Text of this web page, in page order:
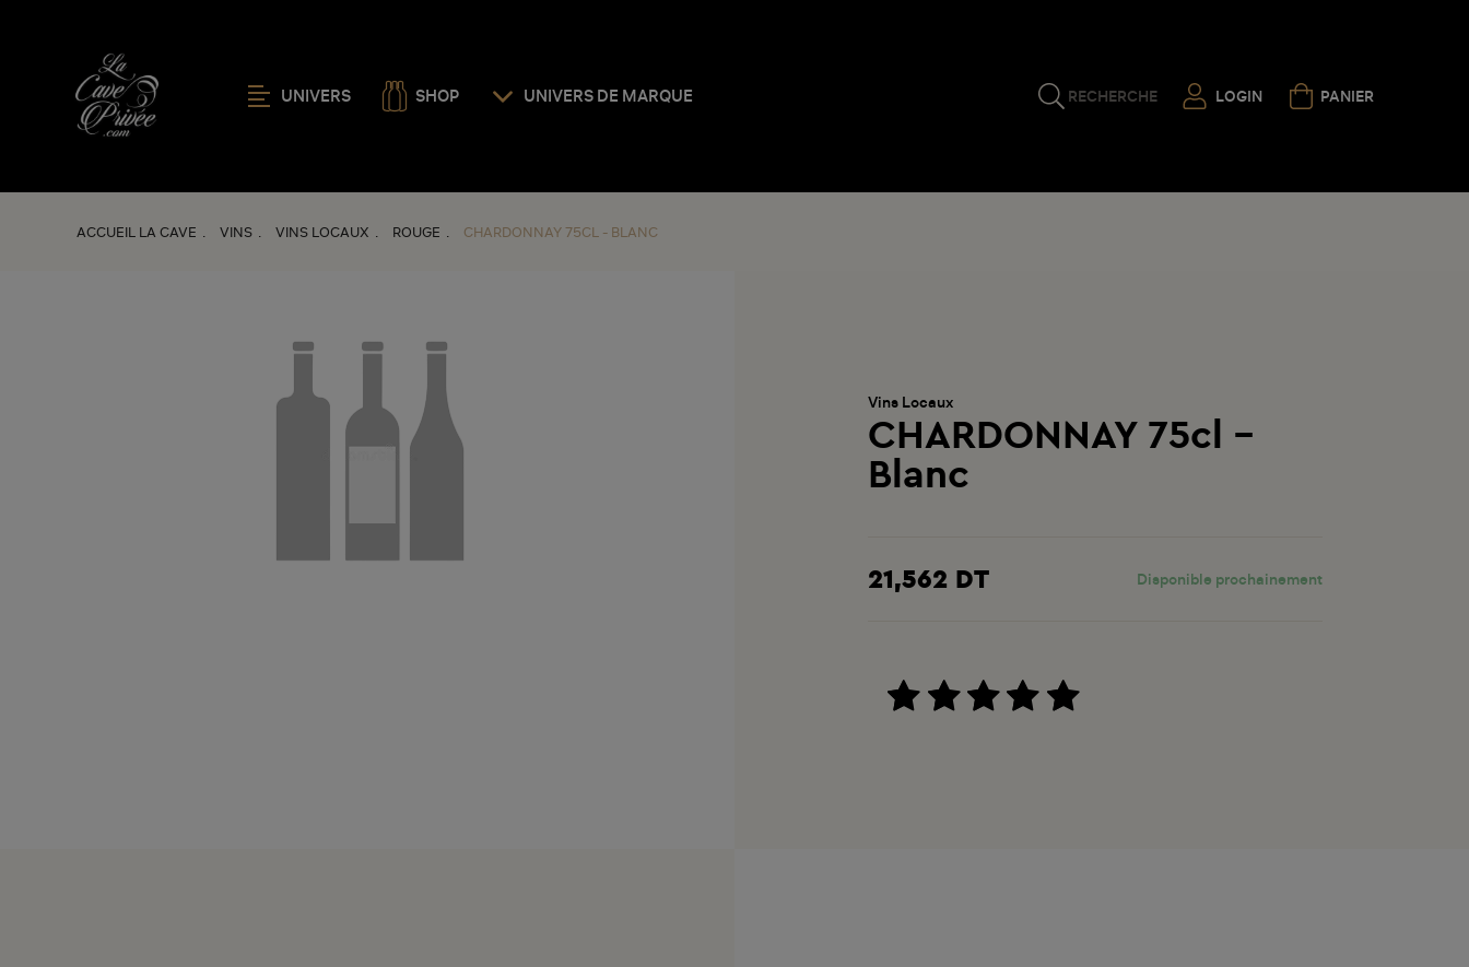
UNIVERS SHOP UNIVERS DE MARQUE RECHERCHE LOGIN PANIER
ACCUEIL LA CAVE VINS VINS LOCAUX ROUGE CHARDONNAY 75CL - BLANC
Vins Locaux
CHARDONNAY 75cl -
Blanc
21,562 DT Disponible prochainement